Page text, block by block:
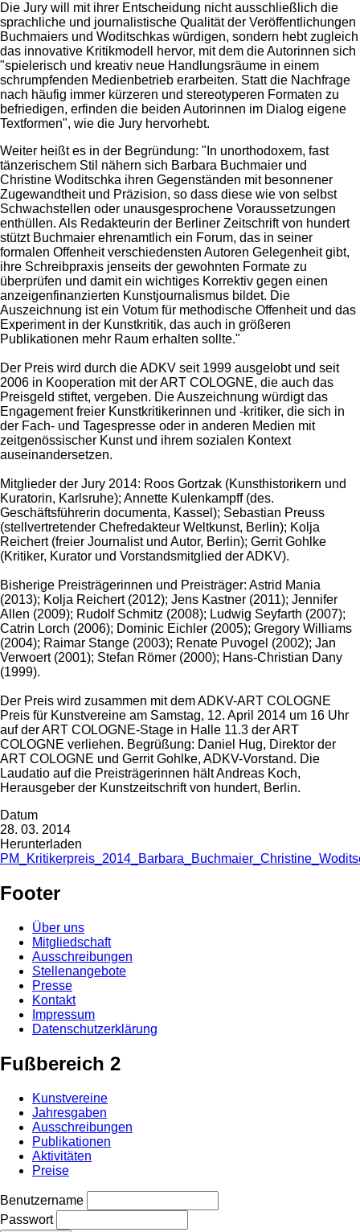
Die Jury will mit ihrer Entscheidung nicht ausschließlich die
sprachliche und journalistische Qualität der Veröffentlichungen
Buchmaiers und Woditschkas würdigen, sondern hebt zugleich
das innovative Kritikmodell hervor, mit dem die Autorinnen sich
"spielerisch und kreativ neue Handlungsräume in einem
schrumpfenden Medienbetrieb erarbeiten. Statt die Nachfrage
nach häufig immer kürzeren und stereotyperen Formaten zu
befriedigen, erfinden die beiden Autorinnen im Dialog eigene
Textformen", wie die Jury hervorhebt.
Weiter heißt es in der Begründung: "In unorthodoxem, fast
tänzerischem Stil nähern sich Barbara Buchmaier und
Christine Woditschka ihren Gegenständen mit besonnener
Zugewandtheit und Präzision, so dass diese wie von selbst
Schwachstellen oder unausgesprochene Voraussetzungen
enthüllen. Als Redakteurin der Berliner Zeitschrift von hundert
stützt Buchmaier ehrenamtlich ein Forum, das in seiner
formalen Offenheit verschiedensten Autoren Gelegenheit gibt,
ihre Schreibpraxis jenseits der gewohnten Formate zu
überprüfen und damit ein wichtiges Korrektiv gegen einen
anzeigenfinanzierten Kunstjournalismus bildet. Die
Auszeichnung ist ein Votum für methodische Offenheit und das
Experiment in der Kunstkritik, das auch in größeren
Publikationen mehr Raum erhalten sollte."
Der Preis wird durch die ADKV seit 1999 ausgelobt und seit
2006 in Kooperation mit der ART COLOGNE, die auch das
Preisgeld stiftet, vergeben. Die Auszeichnung würdigt das
Engagement freier Kunstkritikerinnen und -kritiker, die sich in
der Fach- und Tagespresse oder in anderen Medien mit
zeitgenössischer Kunst und ihrem sozialen Kontext
auseinandersetzen.
Mitglieder der Jury 2014: Roos Gortzak (Kunsthistorikern und
Kuratorin, Karlsruhe); Annette Kulenkampff (des.
Geschäftsführerin documenta, Kassel); Sebastian Preuss
(stellvertretender Chefredakteur Weltkunst, Berlin); Kolja
Reichert (freier Journalist und Autor, Berlin); Gerrit Gohlke
(Kritiker, Kurator und Vorstandsmitglied der ADKV).
Bisherige Preisträgerinnen und Preisträger: Astrid Mania
(2013); Kolja Reichert (2012); Jens Kastner (2011); Jennifer
Allen (2009); Rudolf Schmitz (2008); Ludwig Seyfarth (2007);
Catrin Lorch (2006); Dominic Eichler (2005); Gregory Williams
(2004); Raimar Stange (2003); Renate Puvogel (2002); Jan
Verwoert (2001); Stefan Römer (2000); Hans-Christian Dany
(1999).
Der Preis wird zusammen mit dem ADKV-ART COLOGNE
Preis für Kunstvereine am Samstag, 12. April 2014 um 16 Uhr
auf der ART COLOGNE-Stage in Halle 11.3 der ART
COLOGNE verliehen. Begrüßung: Daniel Hug, Direktor der
ART COLOGNE und Gerrit Gohlke, ADKV-Vorstand. Die
Laudatio auf die Preisträgerinnen hält Andreas Koch,
Herausgeber der Kunstzeitschrift von hundert, Berlin.
Datum
28. 03. 2014
Herunterladen
Footer
Über uns
Mitgliedschaft
Ausschreibungen
Stellenangebote
Presse
Kontakt
Impressum
Datenschutzerklärung
Fußbereich 2
Kunstvereine
Jahresgaben
Ausschreibungen
Publikationen
Aktivitäten
Preise
Benutzername
Passwort